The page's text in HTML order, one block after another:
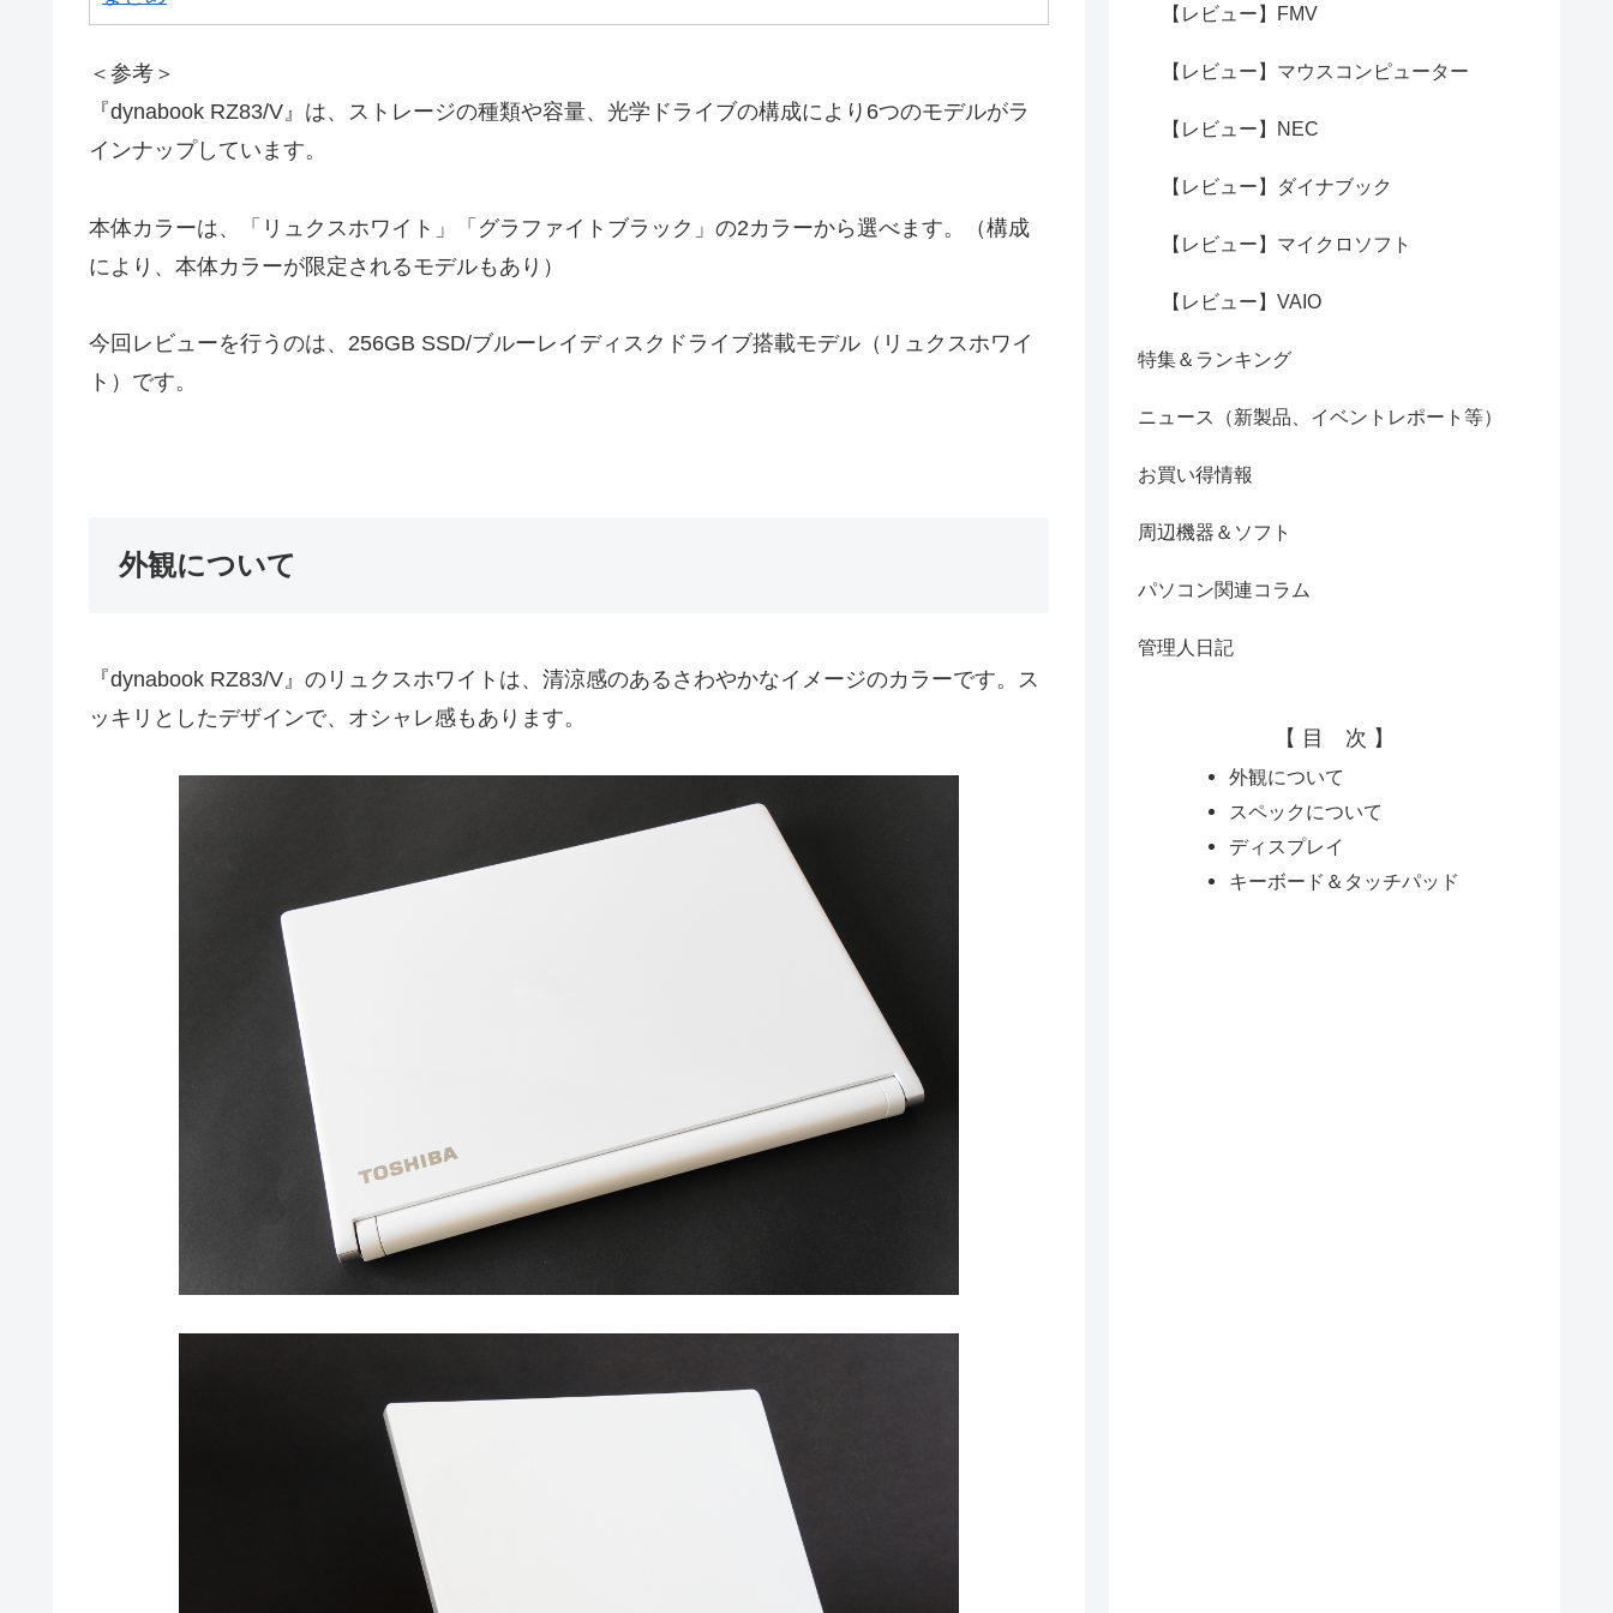
＜参考＞
『dynabook RZ83/V』は、ストレージの種類や容量、光学ドライブの構成により6つのモデルがラ
インナップしています。
本体カラーは、「リュクスホワイト」「グラファイトブラック」の2カラーから選べます。（構成
により、本体カラーが限定されるモデルもあり）
今回レビューを行うのは、256GB SSD/ブルーレイディスクドライブ搭載モデル（リュクスホワイ
ト）です。
外観について
『dynabook RZ83/V』のリュクスホワイトは、清涼感のあるさわやかなイメージのカラーです。ス
ッキリとしたデザインで、オシャレ感もあります。
【レビュー】FMV
【レビュー】マウスコンピューター
【レビュー】NEC
【レビュー】ダイナブック
【レビュー】マイクロソフト
【レビュー】VAIO
特集＆ランキング
ニュース（新製品、イベントレポート等）
お買い得情報
周辺機器＆ソフト
パソコン関連コラム
管理人日記
【 目 次 】
外観について
スペックについて
ディスプレイ
キーボード＆タッチパッド